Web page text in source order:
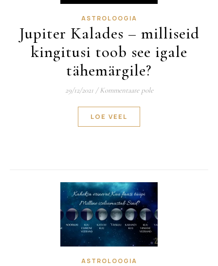
ASTROLOOGIA
Jupiter Kalades – milliseid
kingitusi toob see igale
tähemärgile?
29/12/2021 / Kommentaare pole
LOE VEEL
ASTROLOOGIA